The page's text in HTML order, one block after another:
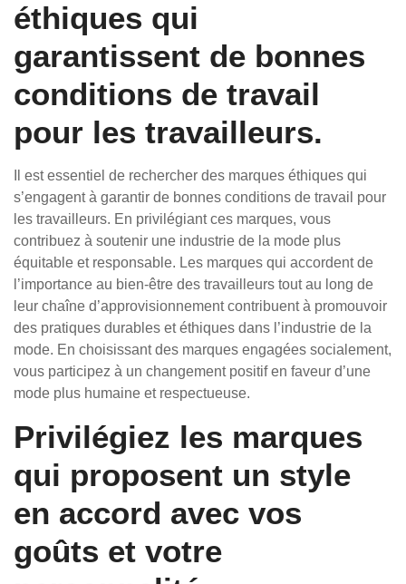
éthiques qui
garantissent de bonnes
conditions de travail
pour les travailleurs.
Il est essentiel de rechercher des marques éthiques qui
s’engagent à garantir de bonnes conditions de travail pour
les travailleurs. En privilégiant ces marques, vous
contribuez à soutenir une industrie de la mode plus
équitable et responsable. Les marques qui accordent de
l’importance au bien-être des travailleurs tout au long de
leur chaîne d’approvisionnement contribuent à promouvoir
des pratiques durables et éthiques dans l’industrie de la
mode. En choisissant des marques engagées socialement,
vous participez à un changement positif en faveur d’une
mode plus humaine et respectueuse.
Privilégiez les marques
qui proposent un style
en accord avec vos
goûts et votre